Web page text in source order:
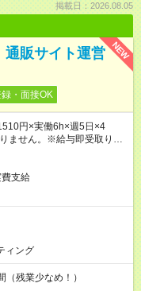
掲載日：2026.08.05
NEW
販サイト運営
・面接OK
円×実働6h×週5日×4
ません。※給与即受取りサ
支給
ィング
残業少なめ！）